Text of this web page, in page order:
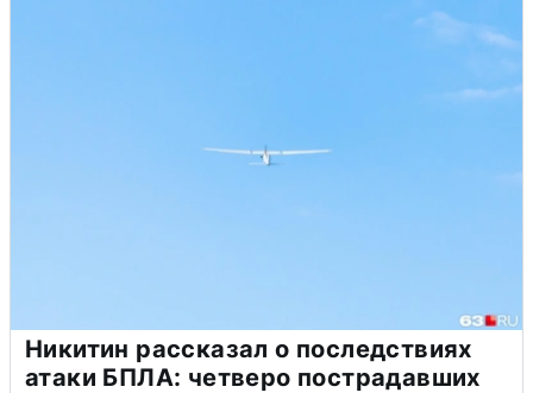
Никитин рассказал о последствиях
атаки БПЛА: четверо пострадавших